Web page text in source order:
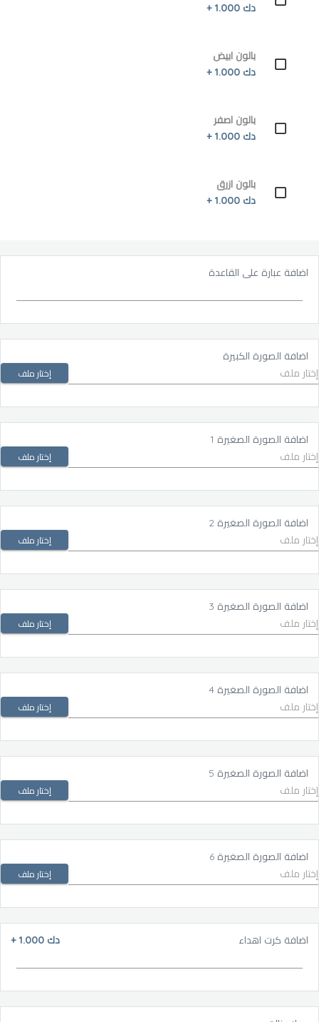
دك 1.000 +
بالون ابيض
دك 1.000 +
بالون اصفر
دك 1.000 +
بالون ازرق
دك 1.000 +
اضافة عبارة على القاعدة
اضافة الصورة الكبيرة
إختار ملف
اضافة الصورة الصغيرة 1
إختار ملف
اضافة الصورة الصغيرة 2
إختار ملف
اضافة الصورة الصغيرة 3
إختار ملف
اضافة الصورة الصغيرة 4
إختار ملف
اضافة الصورة الصغيرة 5
إختار ملف
اضافة الصورة الصغيرة 6
إختار ملف
اضافة كرت اهداء + دك 1.000